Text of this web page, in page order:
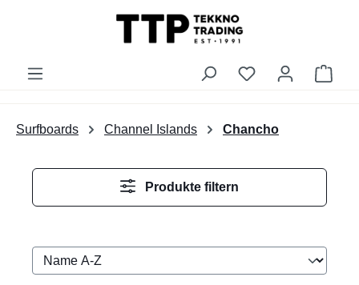
Du hast 0
Surfboards Channel Islands Chancho
Produkte filtern